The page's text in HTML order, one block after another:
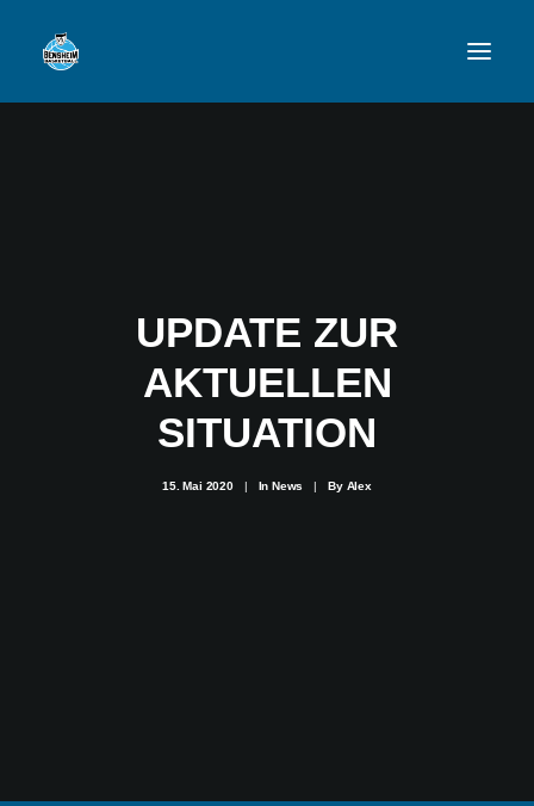
VFL BENSHEIM
UPDATE ZUR
AKTUELLEN
SITUATION
15. Mai 2020 | InNews | By Alex